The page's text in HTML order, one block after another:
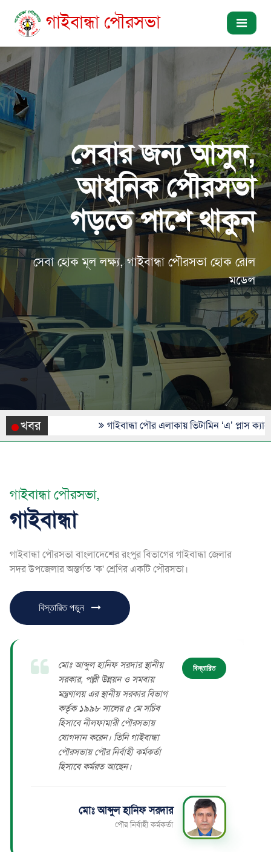
গাইবান্ধা পৌরসভা
সেবার জন্য আসুন,
আধুনিক পৌরসভা
গড়তে পাশে থাকুন
সেবা হোক মূল লক্ষ্য, গাইবান্ধা পৌরসভা হোক রোল
মডেল
খবর গাইবান্ধা পৌর এলাকায় ভিটামিন ‘এ’ প্লাস
গাইবান্ধা পৌরসভা,
গাইবান্ধা
গাইবান্ধা পৌরসভা বাংলাদেশের রংপুর বিভাগের গাইবান্ধা জেলার
সদর উপজেলার অন্তর্গত 'ক' শ্রেণির একটি পৌরসভা।
বিস্তারিত পড়ুন
মোঃ আব্দুল হানিফ সরদার​ স্থানীয়
সরকার, পল্লী উন্নয়ন ও সমবায়
মন্ত্রণালয় এর স্থানীয় সরকার বিভাগ
কর্তৃক ১৯৯৮ সালের ৫ মে সচিব
হিসাবে নীলফামারী পৌরসভায়
যোগদান করেন। তিনি গাইবান্ধা
পৌরসভায় পৌর নির্বাহী কর্মকর্তা
হিসাবে কর্মরত আছেন।
বিস্তারিত
মোঃ আব্দুল হানিফ সরদার​
পৌর নির্বাহী কর্মকর্তা